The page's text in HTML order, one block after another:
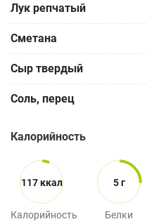
Лук репчатый
Сметана
Сыр твердый
Соль, перец
Калорийность
117 ккал
Калорийность
5 г
Белки